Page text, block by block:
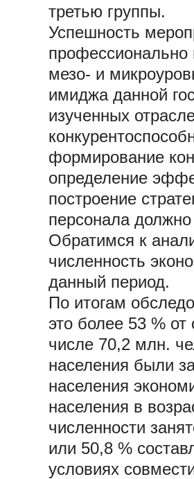
третью группы.
Успешность
профессионально
мезо- и
имиджа данной
изученных
формирование
определение
построение
персонала
Обратимся к
численность
данный период.
По итогам
это более 53 %
числе 70,2 млн.
населения были
населения
населения в
численности
или 50,8 %
условиях